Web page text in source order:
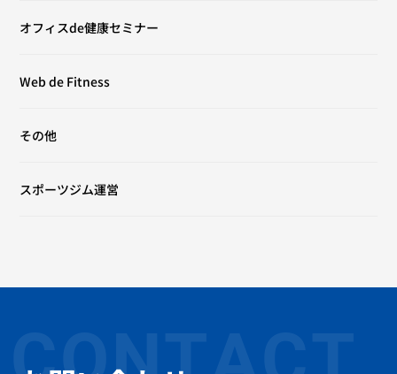
オフィスde健康セミナー
Web de Fitness
その他
スポーツジム運営